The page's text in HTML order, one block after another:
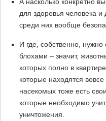
для здоровья человека
среди них вообще
И где, собственно,
блохами – значит,
которых полно в
которые находятся
насекомых тоже есть
которые необходимо
уничтожения.